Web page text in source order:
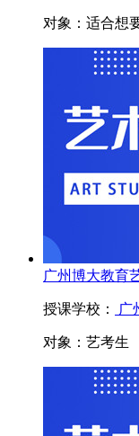
对象： 适合想
广州博大教育
授课学校： 广
对象： 艺考生